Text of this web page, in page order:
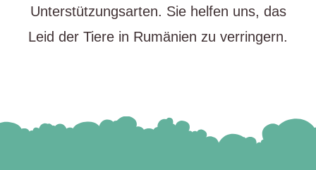
Unterstützungsarten. Sie helfen uns, das
Leid der Tiere in Rumänien zu verringern.